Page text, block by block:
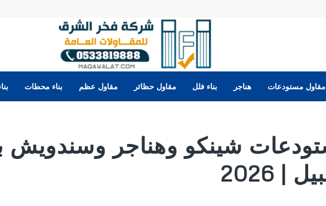
مقاول مستودعات هناجر بناء فلل مقاول حظائر مقاول عظم بناء محطات
شينكو وهناجر وسندويش
| 2026